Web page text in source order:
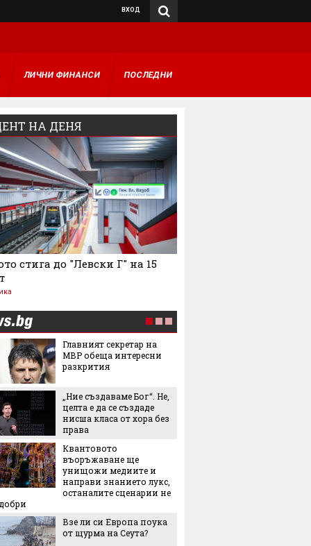
ВХОД
ЛИЧНИ ФИНАНСИ ПОСЛЕДНИ
НА ДЕНЯ
стига до "Левски Г" на 15
Главният секретар на
МВР обеща интересни
разкрития
„Ние създаваме Бог“. Не,
целта е да се създаде
нисша класа от хора без
права
Квантовото
въоръжаване ще
унищожи медиите и
направи знанието лукс,
останалите сценарии не
Взе ли си Европа поука
от щурма на Сеута?